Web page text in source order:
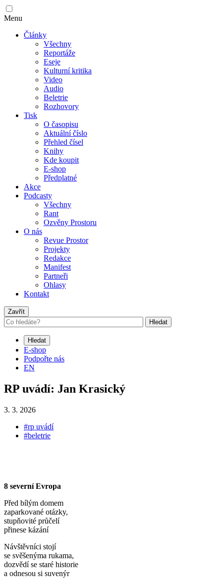
Menu
Články
Všechny
Reportáže
Eseje
Kulturní kritika
Video
Audio
Beletrie
Rozhovory
Tisk
O časopisu
Aktuální číslo
Přehled čísel
Knihy
Kde koupit
E-shop
Předplatné
Akce
Podcasty
Všechny
Rant
Ozvěny Prostoru
O nás
Revue Prostor
Projekty
Redakce
Manifest
Partneři
Ohlasy
Kontakt
Zavřít
Hledat
Hledat
E-shop
Podpořte nás
EN
RP uvádí: Jan Krasický
3. 3. 2026
#rp uvádí
#beletrie
8 severní Evropa
Před bílým domem
zaparkované otázky,
stupňovité průčelí
přinese kázání
Návštěvníci stojí
se svěšenýma rukama,
dozvědí se staré historie
a odnesou si suvenýr